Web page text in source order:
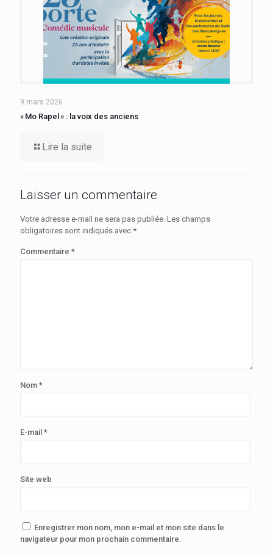
9 mars 2026
« Mo Rapel » : la voix des anciens
Lire la suite
Laisser un commentaire
Votre adresse e-mail ne sera pas publiée. Les champs
obligatoires sont indiqués avec *
Commentaire *
Nom *
E-mail *
Site web
Enregistrer mon nom, mon e-mail et mon site dans le
navigateur pour mon prochain commentaire.